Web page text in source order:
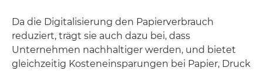
Da die Digitalisierung den Papierverbrauch
reduziert, trägt sie auch dazu bei, dass
Unternehmen nachhaltiger werden, und bietet
gleichzeitig Kosteneinsparungen bei Papier, Druck